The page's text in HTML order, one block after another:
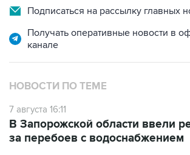
Подписаться на рассылку главных
Получать оперативные новости в
канале
НОВОСТИ ПО ТЕМЕ
7 августа 16:11
В Запорожской области ввели
за перебоев с водоснабжением